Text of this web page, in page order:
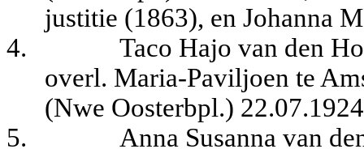
justitie (1863), en Johanna
4.
Taco Hajo van den
overl. Maria-Paviljoen te
(Nwe Oosterbpl.)
5.
Anna Susanna van